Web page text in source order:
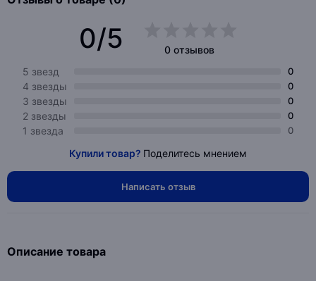
0/5
0 отзывов
5 звезд
0
4 звезды 0
3 звезды 0
2 звезды 0
1 звезда 0
Купили товар? Поделитесь мнением
Написать отзыв
Описание товара